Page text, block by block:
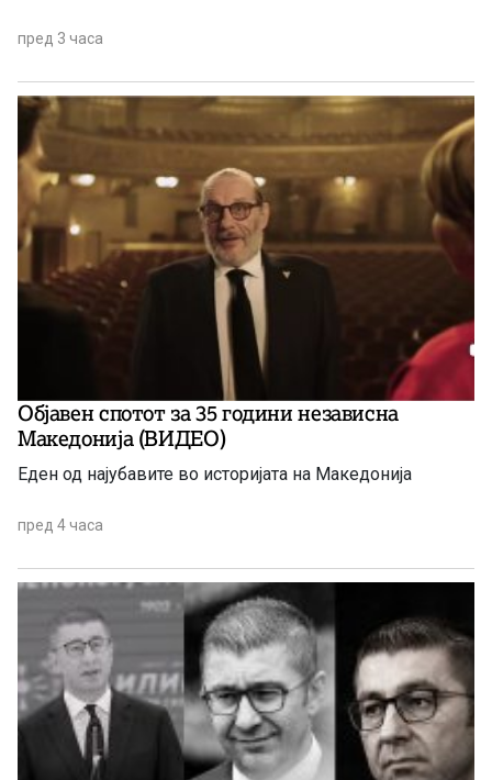
пред 3 часа
Објавен спотот за 35 години независна
Македонија (ВИДЕО)
Еден од најубавите во историјата на Македонија
пред 4 часа